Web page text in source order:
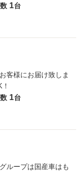
1台
客様にお届け致しま
1台
ループは国産車はも